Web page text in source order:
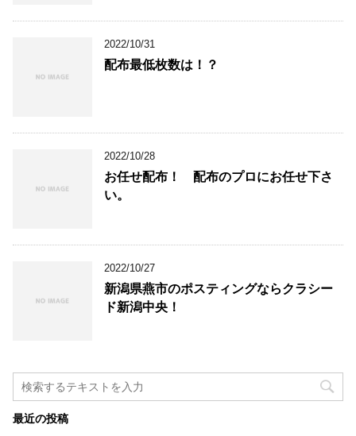
2022/10/31
配布最低枚数は！？
2022/10/28
お任せ配布！ 配布のプロにお任せ下さ
い。
2022/10/27
新潟県燕市のポスティングならクラシー
ド新潟中央！
最近の投稿